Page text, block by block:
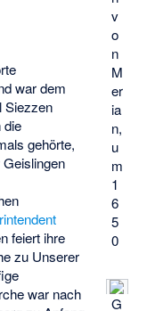
v
o
n
M
er
ia
n,
u
m
1
6
5
0
G
war dem
Siezzen
die
gehörte,
feiert ihre
zu Unserer
war nach